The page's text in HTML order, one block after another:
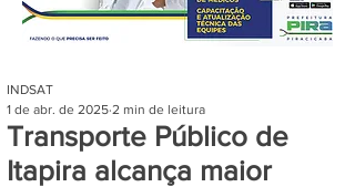
Transporte Público de
Itapira alcança maior
INDSAT
1 de abr. de 2025 2 min de leitura